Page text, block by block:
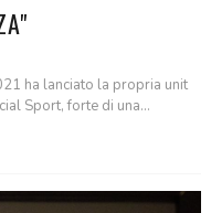
ha lanciato la propria unit
Sport, forte di una...